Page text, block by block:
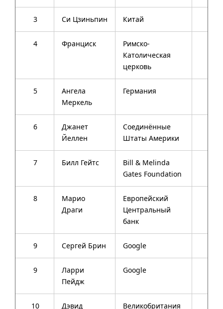
3 Си Цзиньпин Китай
4 Франциск
Римско-
Католическая
церковь
5
Ангела
Меркель
Германия
6
Джанет
Йеллен
Соединённые
Штаты Америки
7 Билл Гейтс
Bill & Melinda
Gates Foundation
8
Марио
Драги
Европейский
Центральный
банк
9 Сергей Брин Google
9
Ларри
Пейдж
Google
10 Дэвид Велико­британия